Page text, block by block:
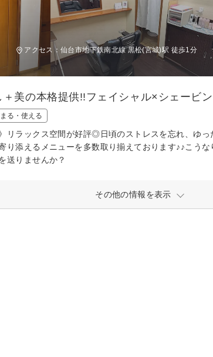
アクセス：仙台市地下鉄南北線 黒松(宮城)駅 徒歩1分
＋美の本格提供!!フェイシャル×シェービ
る・使える
リラックス空間が好評◎日頃のストレスを忘れ、ゆ
り添えるメニューを多数取り揃えております♪♪こう
送りませんか？
その他の情報を表示